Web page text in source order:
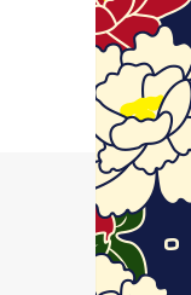
Отзыв на снятие